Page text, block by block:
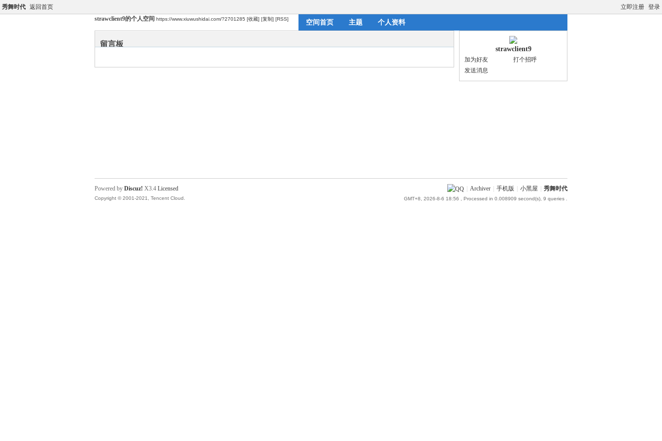
立即注册 登录
秀舞时代 返回首页
strawclient9的个人空间 https://www.xiuwushidai.com/?2701285 [收藏] [复制] [RSS] 空间首页 主题 个人资料
留言板
strawclient9
加为好友
打个招呼
发送消息
Archiver 手机版 小黑屋 秀舞时代
GMT+8, 2026-8-6 18:56 , Processed in 0.008909 second(s), 9 queries .
Powered by Discuz! X3.4 Licensed
Copyright © 2001-2021, Tencent Cloud.